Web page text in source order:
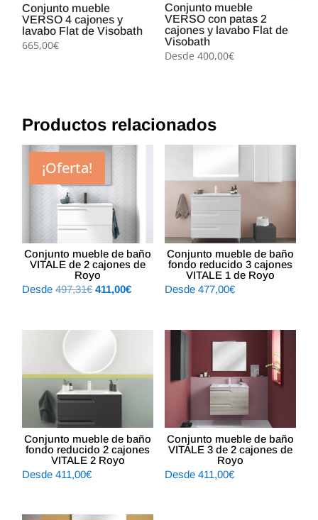
Conjunto mueble
VERSO 4 cajones y
lavabo Flat de Visobath
665,00€
Conjunto mueble
VERSO con patas 2
cajones y lavabo Flat de
Visobath
Desde 400,00€
Productos relacionados
¡Oferta!
Conjunto mueble de baño
VITALE de 2 cajones de
Royo
Desde 497,31€ El
497,31€.
411,00€El
Conjunto mueble de baño
fondo reducido 3 cajones
VITALE 1 de Royo
Desde 477,00€
Conjunto mueble de baño
fondo reducido 2 cajones
VITALE 2 Royo
Desde 411,00€
Conjunto mueble de baño
VITALE 3 de 2 cajones de
Royo
Desde 411,00€